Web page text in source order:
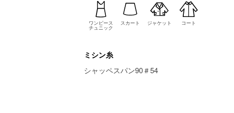
ワンピース
チュニック
スカート ジャケット コート
ミシン糸
シャッペスパン90＃54